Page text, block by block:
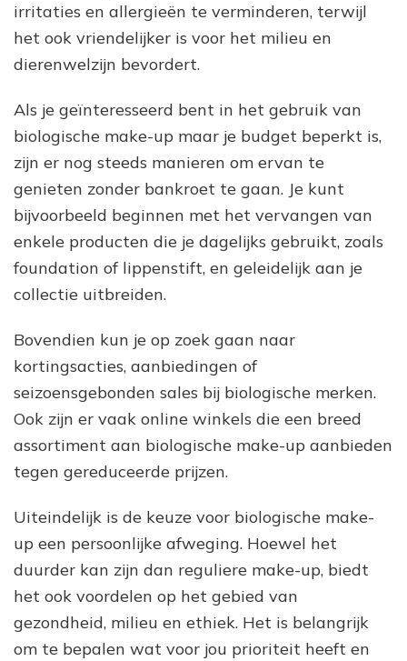
irritaties en allergieën te verminderen, terwijl
het ook vriendelijker is voor het milieu en
dierenwelzijn bevordert.
Als je geïnteresseerd bent in het gebruik van
biologische make-up maar je budget beperkt is,
zijn er nog steeds manieren om ervan te
genieten zonder bankroet te gaan. Je kunt
bijvoorbeeld beginnen met het vervangen van
enkele producten die je dagelijks gebruikt, zoals
foundation of lippenstift, en geleidelijk aan je
collectie uitbreiden.
Bovendien kun je op zoek gaan naar
kortingsacties, aanbiedingen of
seizoensgebonden sales bij biologische merken.
Ook zijn er vaak online winkels die een breed
assortiment aan biologische make-up aanbieden
tegen gereduceerde prijzen.
Uiteindelijk is de keuze voor biologische make-
up een persoonlijke afweging. Hoewel het
duurder kan zijn dan reguliere make-up, biedt
het ook voordelen op het gebied van
gezondheid, milieu en ethiek. Het is belangrijk
om te bepalen wat voor jou prioriteit heeft en